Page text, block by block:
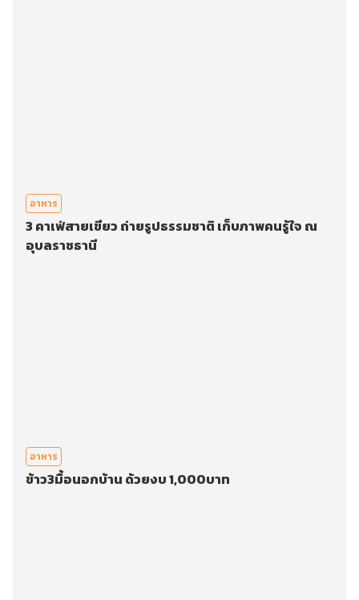
อาหาร
3 คาเฟ่สายเขียว ถ่ายรูปธรรมชาติ เก็บภาพคนรู้ใจ ณ
อุบลราชธานี
อาหาร
ข้าว3มื้อนอกบ้าน ด้วยงบ 1,000บาท